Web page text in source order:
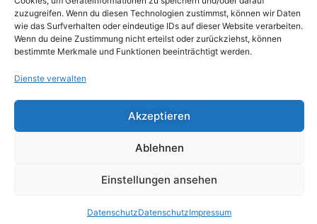
zuzugreifen. Wenn du diesen Technologien zustimmst, können wir Daten
wie das Surfverhalten oder eindeutige IDs auf dieser Website verarbeiten.
Wenn du deine Zustimmung nicht erteilst oder zurückziehst, können
bestimmte Merkmale und Funktionen beeinträchtigt werden.
Dienste verwalten
Akzeptieren
Ablehnen
Einstellungen ansehen
DatenschutzDatenschutzImpressum
Zahlungsarten
AGB
Anfrage
Supportzeit
kaufen
Preisliste